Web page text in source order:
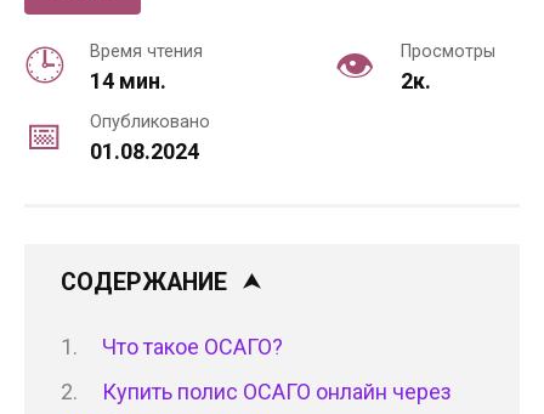
Время чтения
14 мин.
Просмотры
2к.
Опубликовано
01.08.2024
СОДЕРЖАНИЕ
Что такое ОСАГО?
Купить полис ОСАГО онлайн через